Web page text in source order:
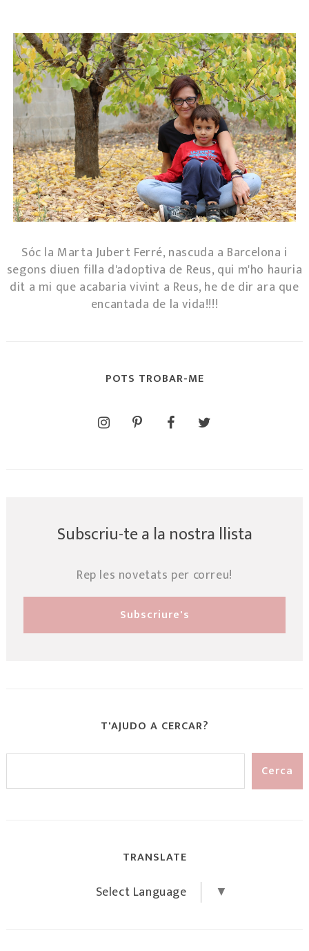
Sóc la Marta Jubert Ferré, nascuda a Barcelona i
segons diuen filla d'adoptiva de Reus, qui m'ho hauria
dit a mi que acabaria vivint a Reus, he de dir ara que
encantada de la vida!!!!
POTS TROBAR-ME
Subscriu-te a la nostra llista
Rep les novetats per correu!
T'AJUDO A CERCAR?
TRANSLATE
Select Language ▼